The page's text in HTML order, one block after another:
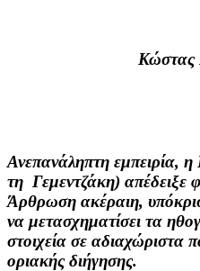
Κώστας
Ανεπανάληπτη εμπειρία,
τη Γεμεντζάκη) απέδειξε
Άρθρωση ακέραιη,
να μετασχηματίσει τα
στοιχεία σε αδιαχώριστα
οριακής διήγησης.